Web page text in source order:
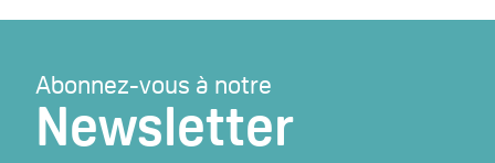
Abonnez-vous à notre
Newsletter